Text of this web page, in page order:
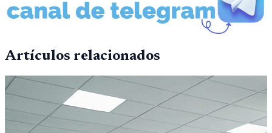
Artículos relacionados